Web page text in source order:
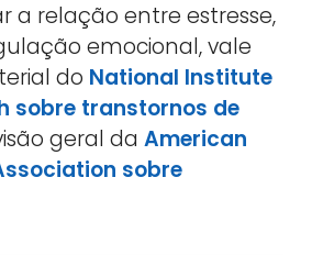
a relação entre estresse,
emocional, vale
do National Institute
sobre transtornos de
geral da American
sobre